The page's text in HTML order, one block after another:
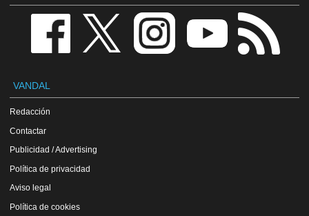
VANDAL
Redacción
Contactar
Publicidad / Advertising
Política de privacidad
Aviso legal
Política de cookies